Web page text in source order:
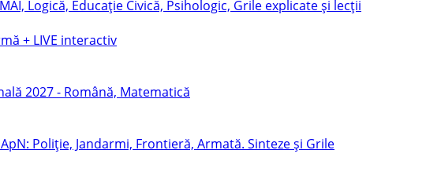
+ LIVE interactiv
2027 - Română, Matematică
Poliție, Jandarmi, Frontieră, Armată. Sinteze și Grile